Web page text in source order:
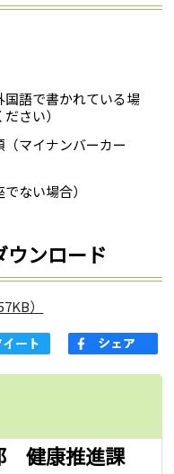
語で書かれている場
さい）
マイナンバーカー
ない場合）
ウンロード
）
健康推進課